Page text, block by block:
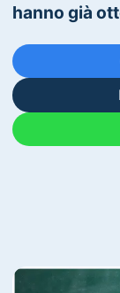
hanno già